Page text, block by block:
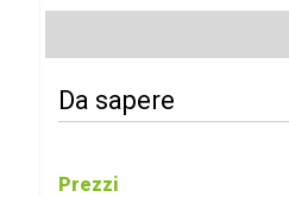
Da sapere
Prezzi